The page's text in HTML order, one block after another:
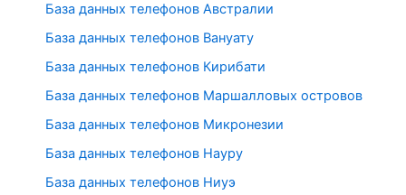
База данных телефонов Австралии
База данных телефонов Вануату
База данных телефонов Кирибати
База данных телефонов Маршалловых островов
База данных телефонов Микронезии
База данных телефонов Науру
База данных телефонов Ниуэ